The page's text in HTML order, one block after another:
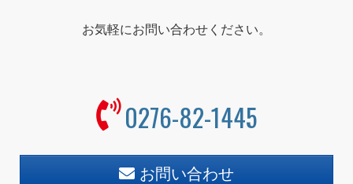
お気軽にお問い合わせください。
0276-82-1445
お問い合わせ